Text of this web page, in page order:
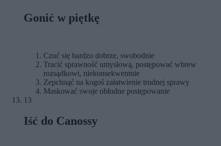
Gonić w piętkę
Czuć się bardzo dobrze, swobodnie
Tracić sprawność umysłową, postępować wbrew
rozsądkowi, niekonsekwentnie
Zepchnąć na kogoś załatwienie trudnej sprawy
Maskować swoje obłudne postępowanie
13
Iść do Canossy